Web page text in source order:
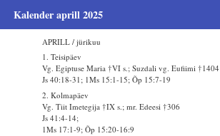
Kalender aprill 2025
APRILL / jürikuu
1. Teisipäev
Vg. Egiptuse Maria †VI s.; Suzdali vg. Eufiimi †1404
Js 40:18-31; 1Ms 15:1-15; Õp 15:7-19
2. Kolmapäev
Vg. Tiit Imetegija †IX s.; mr. Edeesi †306
Js 41:4-14;
1Ms 17:1-9; Õp 15:20-16:9